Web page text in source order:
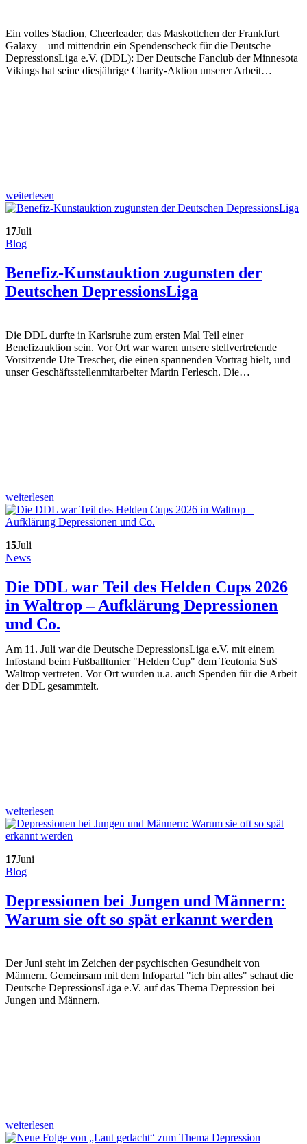
Ein volles Stadion, Cheerleader, das Maskottchen der Frankfurt
Galaxy – und mittendrin ein Spendenscheck für die Deutsche
DepressionsLiga e.V. (DDL): Der Deutsche Fanclub der Minnesota
Vikings hat seine diesjährige Charity-Aktion unserer Arbeit…
weiterlesen
17Juli
Blog
Benefiz-Kunstauktion zugunsten der
Deutschen DepressionsLiga
Die DDL durfte in Karlsruhe zum ersten Mal Teil einer
Benefizauktion sein. Vor Ort war waren unsere stellvertretende
Vorsitzende Ute Trescher, die einen spannenden Vortrag hielt, und
unser Geschäftsstellenmitarbeiter Martin Ferlesch. Die…
weiterlesen
15Juli
News
Die DDL war Teil des Helden Cups 2026
in Waltrop – Aufklärung Depressionen
und Co.
Am 11. Juli war die Deutsche DepressionsLiga e.V. mit einem
Infostand beim Fußballtunier "Helden Cup" dem Teutonia SuS
Waltrop vertreten. Vor Ort wurden u.a. auch Spenden für die Arbeit
der DDL gesammtelt.
weiterlesen
17Juni
Blog
Depressionen bei Jungen und Männern:
Warum sie oft so spät erkannt werden
Der Juni steht im Zeichen der psychischen Gesundheit von
Männern. Gemeinsam mit dem Infopartal "ich bin alles" schaut die
Deutsche DepressionsLiga e.V. auf das Thema Depression bei
Jungen und Männern.
weiterlesen